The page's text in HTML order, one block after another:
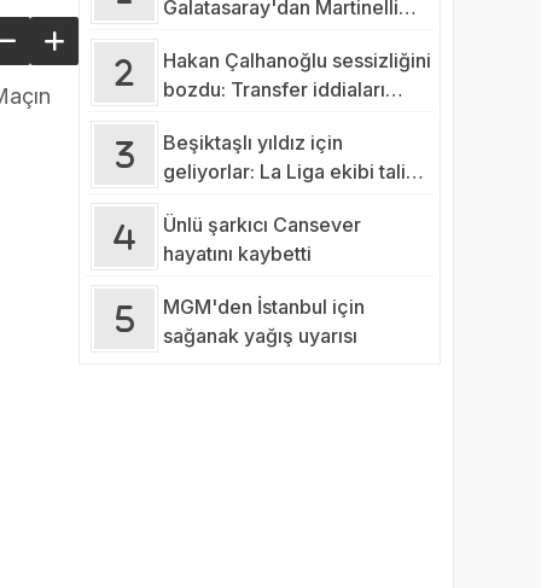
Galatasaray'dan Martinelli
Hakan Çalhanoğlu sessizliğini
bozdu: Transfer iddiaları
Beşiktaşlı yıldız için
geliyorlar: La Liga ekibi talip
Ünlü şarkıcı Cansever
hayatını kaybetti
MGM'den İstanbul için
sağanak yağış uyarısı